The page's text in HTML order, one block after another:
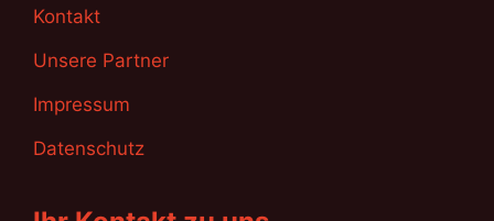
Kontakt
Unsere Partner
Impressum
Datenschutz